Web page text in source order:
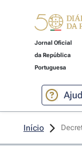
Jornal Oficial
da República
Portuguesa
Início